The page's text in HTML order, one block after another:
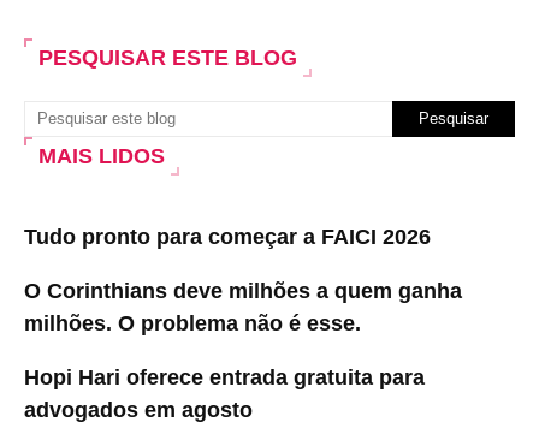
PESQUISAR ESTE BLOG
MAIS LIDOS
Tudo pronto para começar a FAICI 2026
O Corinthians deve milhões a quem ganha
milhões. O problema não é esse.
Hopi Hari oferece entrada gratuita para
advogados em agosto